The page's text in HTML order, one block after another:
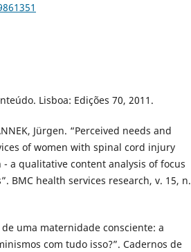
Lisboa: Edições 70, 2011.
Jürgen. “Perceived needs and
of women with spinal cord injury
a qualitative content analysis of focus
BMC health services research, v. 15, n.
de uma maternidade consciente: a
com tudo isso?”. Cadernos de